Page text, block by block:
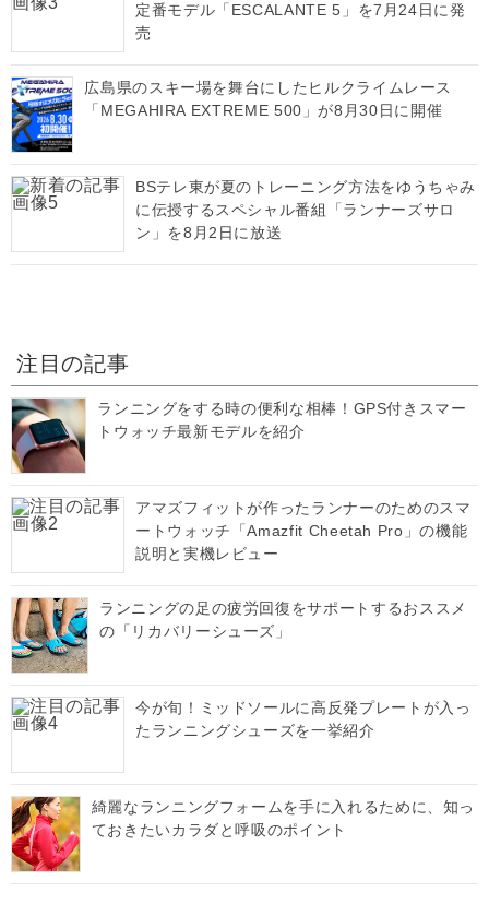
定番モデル「ESCALANTE 5」を7月24日に発
売
広島県のスキー場を舞台にしたヒルクライムレース
「MEGAHIRA EXTREME 500」が8月30日に開催
BSテレ東が夏のトレーニング方法をゆうちゃみ
に伝授するスペシャル番組「ランナーズサロ
ン」を8月2日に放送
注目の記事
ランニングをする時の便利な相棒！GPS付きスマー
トウォッチ最新モデルを紹介
アマズフィットが作ったランナーのためのスマ
ートウォッチ「Amazfit Cheetah Pro」の機能
説明と実機レビュー
ランニングの足の疲労回復をサポートするおススメ
の「リカバリーシューズ」
今が旬！ミッドソールに高反発プレートが入っ
たランニングシューズを一挙紹介
綺麗なランニングフォームを手に入れるために、知っ
ておきたいカラダと呼吸のポイント